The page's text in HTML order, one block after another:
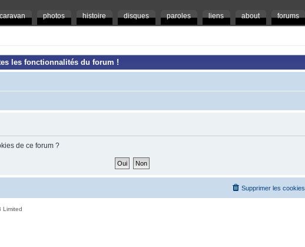
caravan photos histoire disques paroles liens about forums
les fonctionnalités du forum !
de ce forum ?
Supprimer les cookies
Limited